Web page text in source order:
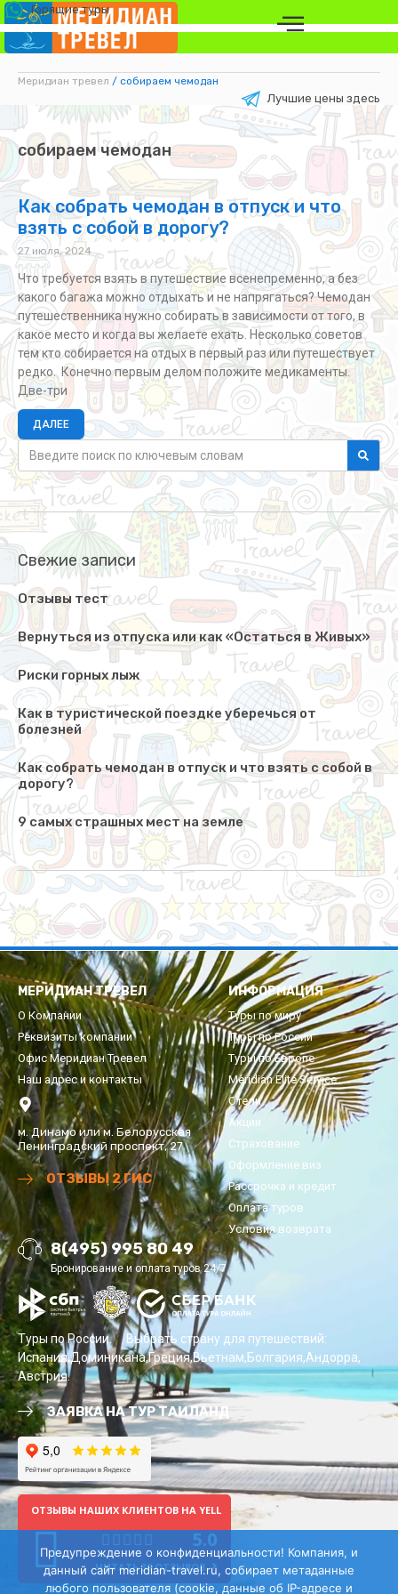
Горящие туры
Лучшие цены здесь
Меридиан тревел / собираем чемодан
собираем чемодан
Как собрать чемодан в отпуск и что
взять с собой в дорогу?
27 июля, 2024
Что требуется взять в путешествие всенепременно, а без
какого багажа можно отдыхать и не напрягаться? Чемодан
путешественника нужно собирать в зависимости от того, в
какое место и когда вы желаете ехать. Несколько советов
тем кто собирается на отдых в первый раз или путешествует
редко. Конечно первым делом положите медикаменты.
Две-три
ДАЛЕЕ
Свежие записи
Отзывы тест
Вернуться из отпуска или как «Остаться в Живых»
Риски горных лыж
Как в туристической поездке уберечься от
болезней
Как собрать чемодан в отпуск и что взять с собой в
дорогу?
9 самых страшных мест на земле
МЕРИДИАН ТРЕВЕЛ
О Компании
Реквизиты компании
Офис Меридиан Тревел
Наш адрес и контакты
м. Динамо или м. Белорусская
Ленинградский проспект, 27
ОТЗЫВЫ 2 ГИС
ИНФОРМАЦИЯ
Туры по миру
Туры по России
Туры по Европе
Meridian Elite Service
Отели
Акции
Страхование
Оформление виз
Рассрочка и кредит
Оплата туров
Условия возврата
8(495) 995 80 49
Бронирование и оплата туров 24/7
Туры по России.
Выбрать страну для путешествий:
Испания ДоминиканаГрецияВьетнам Болгария Андорра
Австрия
ЗАЯВКА НА ТУР ТАИЛАНД
ОТЗЫВЫ НАШИХ КЛИЕНТОВ НА YELL
5.0
ЧИТАТЬ 39 ОТЗЫВОВ
Предупреждение о конфиденциальности! Компания, и
данный сайт meridian-travel.ru, cобирает метаданные
любого пользователя (cookie, данные об IP-адресе и